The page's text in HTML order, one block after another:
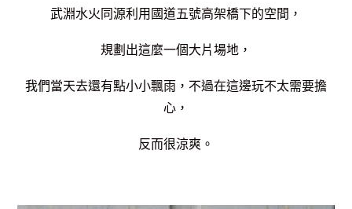
武淵水火同源利用國道五號高架橋下的空間，
規劃出這麼一個大片場地，
我們當天去還有點小小飄雨，不過在這邊玩不太需要擔
心，
反而很涼爽。